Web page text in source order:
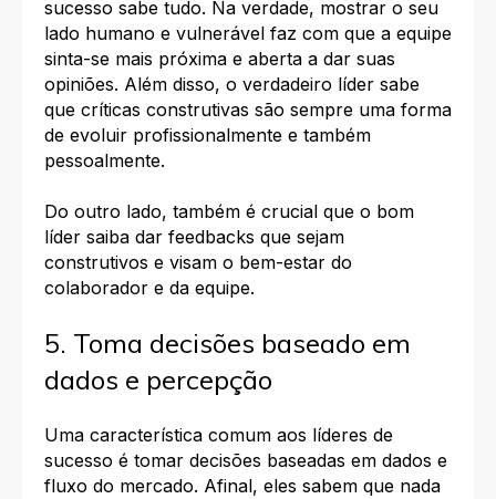
sucesso sabe tudo. Na verdade, mostrar o seu
lado humano e vulnerável faz com que a equipe
sinta-se mais próxima e aberta a dar suas
opiniões. Além disso, o verdadeiro líder sabe
que críticas construtivas são sempre uma forma
de evoluir profissionalmente e também
pessoalmente.
Do outro lado, também é crucial que o bom
líder saiba dar feedbacks que sejam
construtivos e visam o bem-estar do
colaborador e da equipe.
5. Toma decisões baseado em
dados e percepção
Uma característica comum aos líderes de
sucesso é tomar decisões baseadas em dados e
fluxo do mercado. Afinal, eles sabem que nada